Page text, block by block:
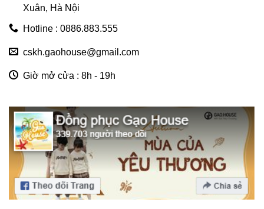
Xuân, Hà Nội
Hotline : 0886.883.555
cskh.gaohouse@gmail.com
Giờ mở cửa : 8h - 19h